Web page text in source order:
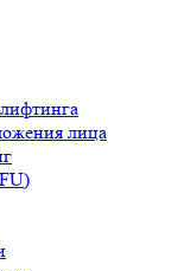
лица